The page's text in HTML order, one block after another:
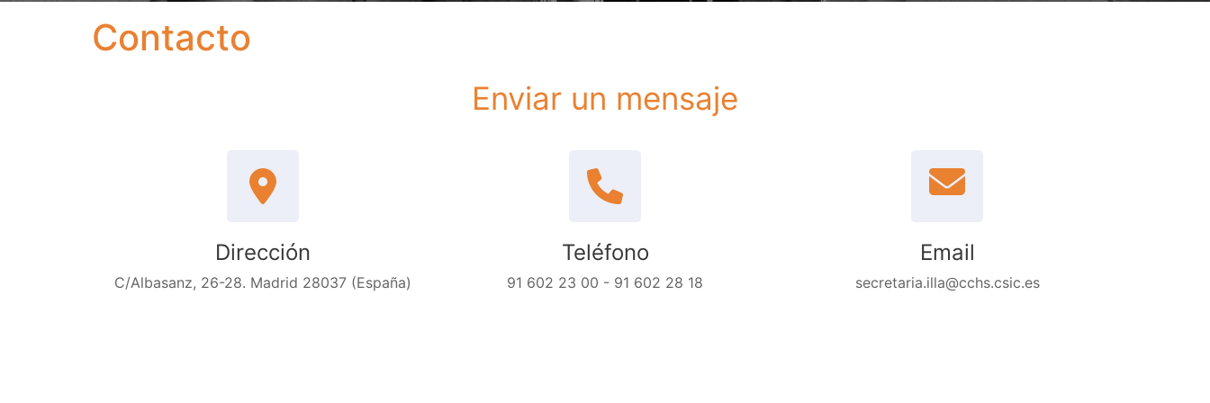
Contacto
Enviar un mensaje
Dirección
C/Albasanz, 26-28. Madrid 28037 (España)
Teléfono
91 602 23 00 - 91 602 28 18
Email
secretaria.illa@cchs.csic.es